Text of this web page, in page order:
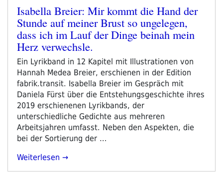
Veröffentlicht
am
Isabella Breier: Mir kommt die Hand der
Stunde auf meiner Brust so ungelegen,
dass ich im Lauf der Dinge beinah mein
Herz verwechsle.
Ein Lyrikband in 12 Kapitel mit Illustrationen von
Hannah Medea Breier, erschienen in der Edition
fabrik.transit. Isabella Breier im Gespräch mit
Daniela Fürst über die Entstehungsgeschichte ihres
2019 erschienenen Lyrikbands, der
unterschiedliche Gedichte aus mehreren
Arbeitsjahren umfasst. Neben den Aspekten, die
bei der Sortierung der …
„Isabella
Weiterlesen